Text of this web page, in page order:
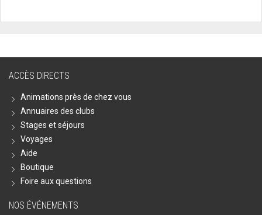
ACCÈS DIRECTS
Animations près de chez vous
Annuaires des clubs
Stages et séjours
Voyages
Aide
Boutique
Foire aux questions
NOS ÉVÉNEMENTS